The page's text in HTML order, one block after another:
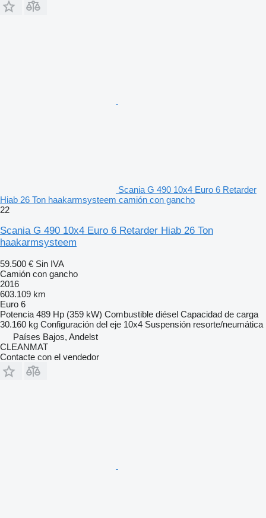
Scania G 490 10x4 Euro 6 Retarder
Hiab 26 Ton haakarmsysteem camión con gancho
22
Scania G 490 10x4 Euro 6 Retarder Hiab 26 Ton
haakarmsysteem
59.500 € Sin IVA
Camión con gancho
2016
603.109 km
Euro 6
Potencia 489 Hp (359 kW) Combustible diésel Capacidad de carga
30.160 kg Configuración del eje 10x4 Suspensión resorte/neumática
Países Bajos, Andelst
CLEANMAT
Contacte con el vendedor